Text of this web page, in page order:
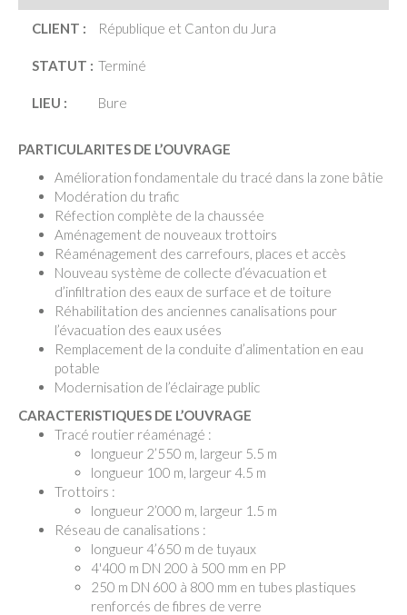
CLIENT : République et Canton du Jura
STATUT : Terminé
LIEU : Bure
PARTICULARITES DE L’OUVRAGE
Amélioration fondamentale du tracé dans la zone bâtie
Modération du trafic
Réfection complète de la chaussée
Aménagement de nouveaux trottoirs
Réaménagement des carrefours, places et accès
Nouveau système de collecte d’évacuation et
d’infiltration des eaux de surface et de toiture
Réhabilitation des anciennes canalisations pour
l’évacuation des eaux usées
Remplacement de la conduite d’alimentation en eau
potable
Modernisation de l’éclairage public
CARACTERISTIQUES DE L’OUVRAGE
Tracé routier réaménagé :
longueur 2’550 m, largeur 5.5 m
longueur 100 m, largeur 4.5 m
Trottoirs :
longueur 2’000 m, largeur 1.5 m
Réseau de canalisations :
longueur 4’650 m de tuyaux
4'400 m DN 200 à 500 mm en PP
250 m DN 600 à 800 mm en tubes plastiques
renforcés de fibres de verre